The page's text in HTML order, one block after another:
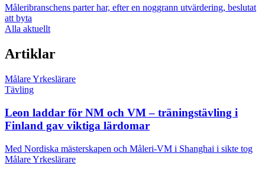
Måleribranschens parter har, efter en noggrann utvärdering, beslutat
att byta
Alla aktuellt
Artiklar
MålareYrkeslärare
Tävling
Leon laddar för NM och VM – träningstävling i
Finland gav viktiga lärdomar
Med Nordiska mästerskapen och Måleri-VM i Shanghai i sikte tog
MålareYrkeslärare